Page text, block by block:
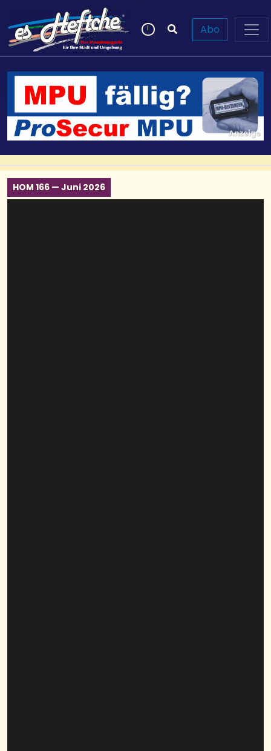
Abo
HOM 166 — Juni 2026